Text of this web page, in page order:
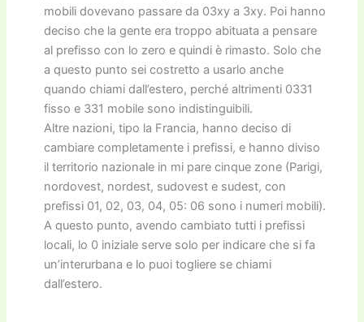
mobili dovevano passare da 03xy a 3xy. Poi hanno
deciso che la gente era troppo abituata a pensare
al prefisso con lo zero e quindi è rimasto. Solo che
a questo punto sei costretto a usarlo anche
quando chiami dall’estero, perché altrimenti 0331
fisso e 331 mobile sono indistinguibili.
Altre nazioni, tipo la Francia, hanno deciso di
cambiare completamente i prefissi, e hanno diviso
il territorio nazionale in mi pare cinque zone (Parigi,
nordovest, nordest, sudovest e sudest, con
prefissi 01, 02, 03, 04, 05: 06 sono i numeri mobili).
A questo punto, avendo cambiato tutti i prefissi
locali, lo 0 iniziale serve solo per indicare che si fa
un’interurbana e lo puoi togliere se chiami
dall’estero.